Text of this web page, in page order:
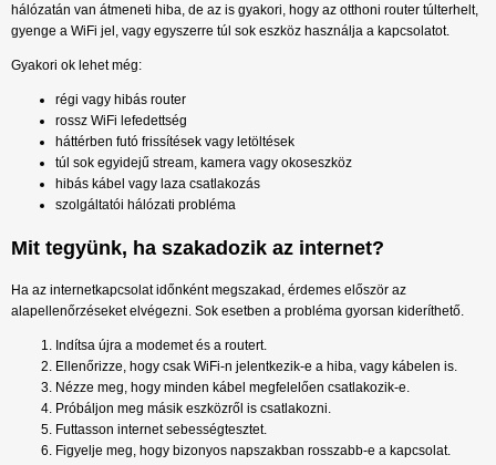
hálózatán van átmeneti hiba, de az is gyakori, hogy az otthoni router túlterhelt,
gyenge a WiFi jel, vagy egyszerre túl sok eszköz használja a kapcsolatot.
Gyakori ok lehet még:
régi vagy hibás router
rossz WiFi lefedettség
háttérben futó frissítések vagy letöltések
túl sok egyidejű stream, kamera vagy okoseszköz
hibás kábel vagy laza csatlakozás
szolgáltatói hálózati probléma
Mit tegyünk, ha szakadozik az internet?
Ha az internetkapcsolat időnként megszakad, érdemes először az
alapellenőrzéseket elvégezni. Sok esetben a probléma gyorsan kideríthető.
Indítsa újra a modemet és a routert.
Ellenőrizze, hogy csak WiFi-n jelentkezik-e a hiba, vagy kábelen is.
Nézze meg, hogy minden kábel megfelelően csatlakozik-e.
Próbáljon meg másik eszközről is csatlakozni.
Futtasson internet sebességtesztet.
Figyelje meg, hogy bizonyos napszakban rosszabb-e a kapcsolat.